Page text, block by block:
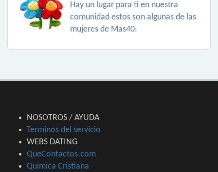
Hay un lugar para ti en nuestra
comunidad estos son algunas de las
mujeres de Mas40:
NOSOTROS / AYUDA
Terminos del servicio
WEBS DATING
QueContactos.com
Quimica Cristiana